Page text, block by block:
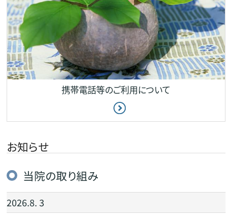
携帯電話等のご利用について
お知らせ
当院の取り組み
2026.8. 3